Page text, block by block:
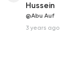
Hussein
@Abu Auf
3 years ago